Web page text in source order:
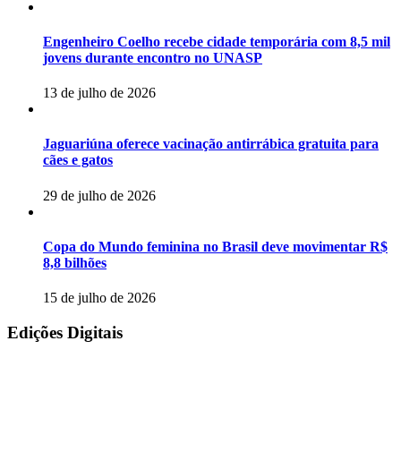
Engenheiro Coelho recebe cidade temporária com 8,5 mil
jovens durante encontro no UNASP
13 de julho de 2026
Jaguariúna oferece vacinação antirrábica gratuita para
cães e gatos
29 de julho de 2026
Copa do Mundo feminina no Brasil deve movimentar R$
8,8 bilhões
15 de julho de 2026
Edições Digitais